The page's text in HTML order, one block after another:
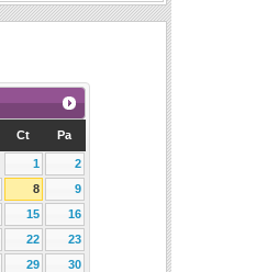
Ct Pa
1
2
8
9
15
16
22
23
29
30